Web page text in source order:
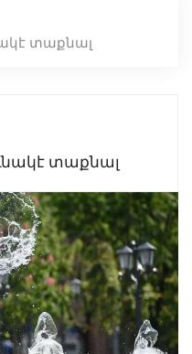
տաքնալ
տաքնալ